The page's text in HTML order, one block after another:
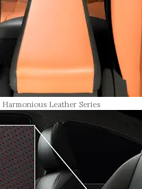
Harmonious Leather Series